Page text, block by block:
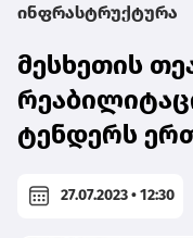
ინფრასტრუქტურა
მესხეთის
ტენდერს
27.07.2023 • 12:30